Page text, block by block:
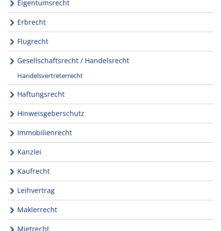
Eigentumsrecht
Erbrecht
Flugrecht
Gesellschaftsrecht / Handelsrecht
Handelsvertreterrecht
Haftungsrecht
Hinweisgeberschutz
Immobilienrecht
Kanzlei
Kaufrecht
Leihvertrag
Maklerrecht
Mietrecht